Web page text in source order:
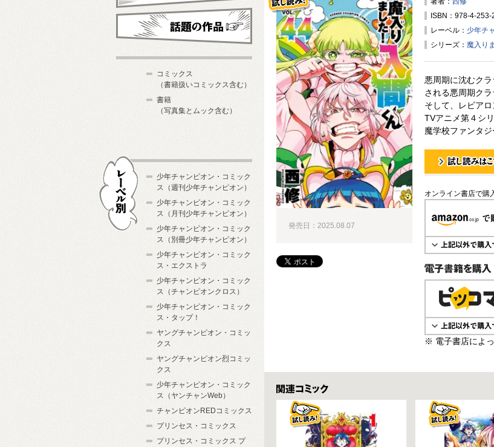
ISBN：978-4-253-
レーベル： 少年チ
シリーズ： 魔入り
悪周期に沈むク
される悪周期ク
そして、レビア
TVアニメ第４シ
魔学校ファンタジ
試し読み！
オンライン書店で購
電子書籍で購入
※ 電子書店によ
発売日：2025.08.07
関連コミックス
これから発売予定
コミックス
（書籍扱いコミックス含む）
書籍
（写真集とムック含む）
少年チャンピオン・コミック
ス（週刊少年チャンピオン）
少年チャンピオン・コミック
ス（月刊少年チャンピオン）
少年チャンピオン・コミック
ス（別冊少年チャンピオン）
少年チャンピオン・コミック
ス・エクストラ
少年チャンピオン・コミック
ス（チャンピオンクロス）
少年チャンピオン・コミック
ス・タップ！
ヤングチャンピオン・コミッ
クス
ヤングチャンピオン烈コミッ
クス
少年チャンピオン・コミック
ス（ヤンチャンWeb）
チャンピオンREDコミックス
プリンセス・コミックス
プリンセス・コミックス プ